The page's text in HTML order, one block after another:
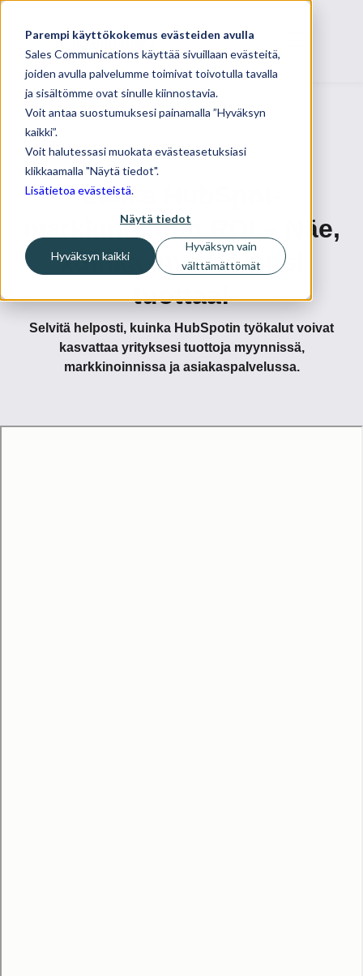
Parempi käyttökokemus evästeiden avulla
Sales Communications käyttää sivuillaan evästeitä,
joiden avulla palvelumme toimivat toivotulla tavalla
ja sisältömme ovat sinulle kiinnostavia.
Voit antaa suostumuksesi painamalla ”Hyväksyn
kaikki”.
Voit halutessasi muokata evästeasetuksiasi
klikkaamalla "Näytä tiedot".
Lisätietoa evästeistä.
Näytä tiedot
Hyväksyn kaikki
Hyväksyn vain
välttämättömät
Laske HubSpot-
markkinoinnin ROI – Näe,
kuinka investointisi
tuottaa!
Selvitä helposti, kuinka HubSpotin työkalut voivat
kasvattaa yrityksesi tuottoja myynnissä,
markkinoinnissa ja asiakaspalvelussa.